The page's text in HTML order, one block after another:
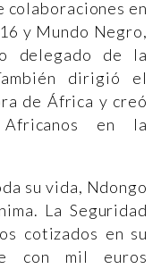
colaboraciones en
y Mundo Negro,
delegado de la
dirigió el
de África y creó
en la
su vida, Ndongo
La Seguridad
cotizados en su
con mil euros